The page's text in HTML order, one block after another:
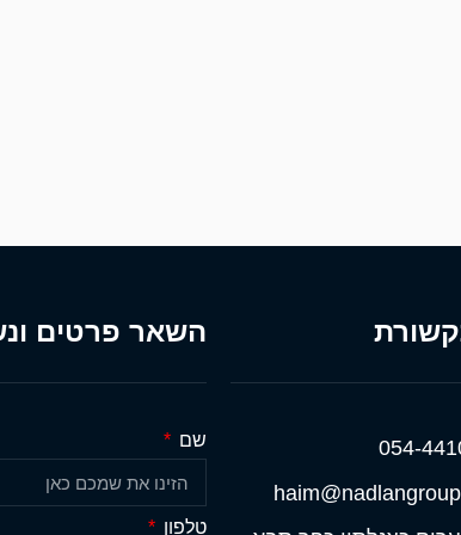
054-
השאר פרטים
שם
טלפון